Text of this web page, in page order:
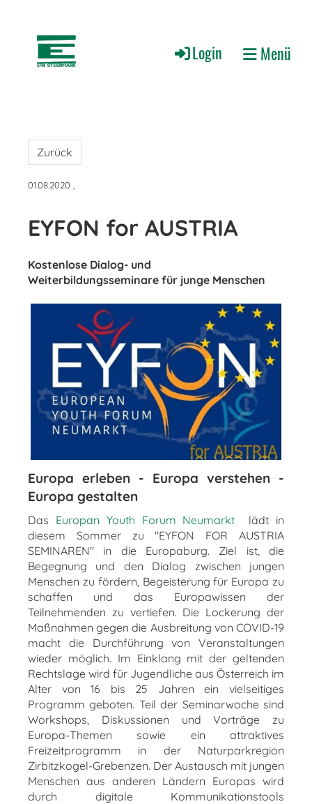
Login Menü
Zurück
01.08.2020
EYFON for AUSTRIA
Kostenlose Dialog- und
Weiterbildungsseminare für junge Menschen
Europa erleben - Europa verstehen -
Europa gestalten
Das Europan Youth Forum Neumarkt lädt in
diesem Sommer zu "EYFON FOR AUSTRIA
SEMINAREN" in die Europaburg. Ziel ist, die
Begegnung und den Dialog zwischen jungen
Menschen zu fördern, Begeisterung für Europa zu
schaffen und das Europawissen der
Teilnehmenden zu vertiefen. Die Lockerung der
Maßnahmen gegen die Ausbreitung von COVID-19
macht die Durchführung von Veranstaltungen
wieder möglich. Im Einklang mit der geltenden
Rechtslage wird für Jugendliche aus Österreich im
Alter von 16 bis 25 Jahren ein vielseitiges
Programm geboten. Teil der Seminarwoche sind
Workshops, Diskussionen und Vorträge zu
Europa-Themen sowie ein attraktives
Freizeitprogramm in der Naturparkregion
Zirbitzkogel-Grebenzen. Der Austausch mit jungen
Menschen aus anderen Ländern Europas wird
durch digitale Kommunikationstools